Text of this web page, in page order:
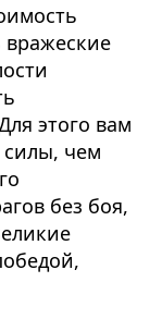
этого вам
чем
без боя,